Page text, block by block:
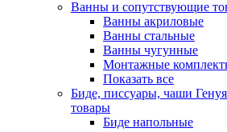
Ванны и сопутствующие
Ванны акриловые
Ванны стальные
Ванны чугунные
Монтажные
Показать все
Биде, писсуары, чаши
товары
Биде напольные